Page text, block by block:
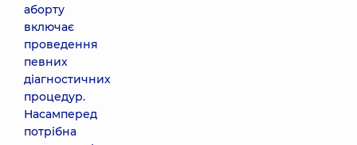
аборту
включає
проведення
певних
діагностичних
процедур.
Насамперед
потрібна